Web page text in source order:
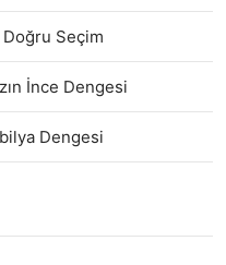
Doğru Seçim
İnce Dengesi
Dengesi